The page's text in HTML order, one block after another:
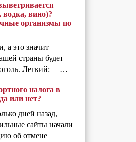
водка, вино)?
организмы по
а это значит —
страны будет
Легкий: —…
налога в
или нет?
дней назад,
сайты начали
об отмене